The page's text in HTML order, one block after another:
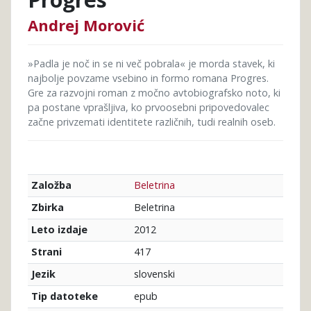
Andrej Morović
»Padla je noč in se ni več pobrala« je morda stavek, ki
najbolje povzame vsebino in formo romana Progres.
Gre za razvojni roman z močno avtobiografsko noto, ki
pa postane vprašljiva, ko prvoosebni pripovedovalec
začne privzemati identitete različnih, tudi realnih oseb.
Založba
Beletrina
Zbirka
Beletrina
Leto izdaje
2012
Strani
417
Jezik
slovenski
Tip datoteke
epub